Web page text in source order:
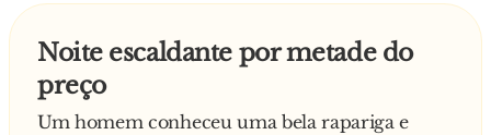
Noite escaldante por metade do
preço
Um homem conheceu uma bela rapariga e